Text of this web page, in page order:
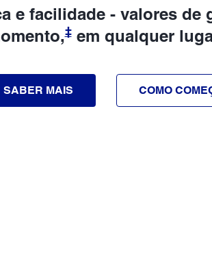
e facilidade - valores de
‡em qualquer
SABER MAIS COMO